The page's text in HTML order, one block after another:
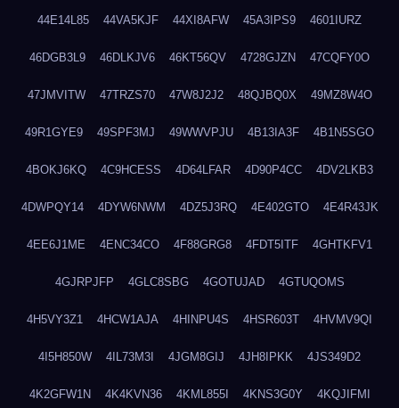
44E14L85 44VA5KJF 44XI8AFW 45A3IPS9 4601IURZ
46DGB3L9 46DLKJV6 46KT56QV 4728GJZN 47CQFY0O
47JMVITW 47TRZS70 47W8J2J2 48QJBQ0X 49MZ8W4O
49R1GYE9 49SPF3MJ 49WWVPJU 4B13IA3F 4B1N5SGO
4BOKJ6KQ 4C9HCESS 4D64LFAR 4D90P4CC 4DV2LKB3
4DWPQY14 4DYW6NWM 4DZ5J3RQ 4E402GTO 4E4R43JK
4EE6J1ME 4ENC34CO 4F88GRG8 4FDT5ITF 4GHTKFV1
4GJRPJFP 4GLC8SBG 4GOTUJAD 4GTUQOMS
4H5VY3Z1 4HCW1AJA 4HINPU4S 4HSR603T 4HVMV9QI
4I5H850W 4IL73M3I 4JGM8GIJ 4JH8IPKK 4JS349D2
4K2GFW1N 4K4KVN36 4KML855I 4KNS3G0Y 4KQJIFMI